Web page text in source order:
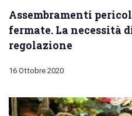
Assembramenti
fermate. La necessità
regolazione
16 Ottobre 2020